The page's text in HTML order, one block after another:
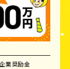
業奨励金